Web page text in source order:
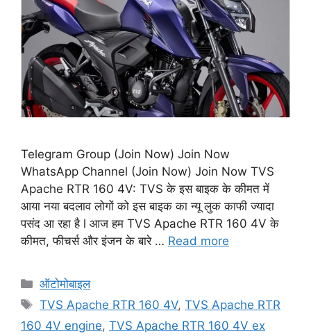
Telegram Group (Join Now) Join Now
WhatsApp Channel (Join Now) Join Now TVS
Apache RTR 160 4V: TVS के इस बाइक के कीमत में
आया नया बदलाव लोगों को इस बाइक का न्यू लुक काफी ज्यादा
पसंद आ रहा है l आज हम TVS Apache RTR 160 4V के
कीमत, फीचर्स और इंजन के बारे … Read more
Categories
ऑटोमोबाइल
Tags
TVS Apache RTR 160 4V,TVS Apache RTR
160 4V engine, TVS Apache RTR 160 4V ex